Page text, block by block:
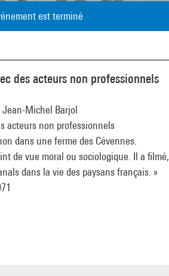
est terminé
des acteurs non professionnels
Jean-Michel Barjol
acteurs non professionnels
dans une ferme des Cévennes.
de vue moral ou sociologique. Il a filmé,
dans la vie des paysans français. »